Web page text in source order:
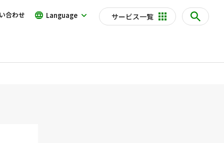
サービス一覧
Language
合わせ